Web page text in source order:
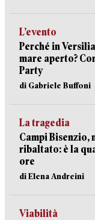
L’evento
Perché in
mare aperto?
Party
di Gabriele Buffoni
La tragedia
Campi Bisenzio,
ribaltato: è la
ore
di Elena Andreini
Viabilità